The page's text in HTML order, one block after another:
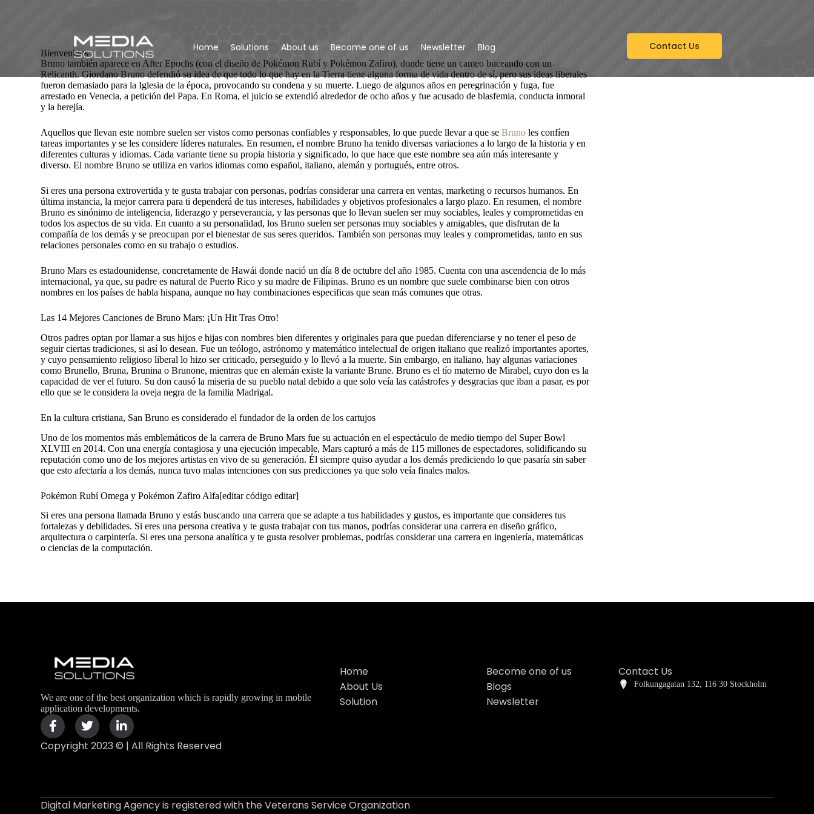
Home Solutions About us Become one of us Newsletter Blog Contact Us
Bienvenidos
Bruno también aparece en After Epochs (con el diseño de Pokémon Rubí y Pokémon Zafiro), donde tiene un cameo buceando con un
Relicanth. Giordano Bruno defendió su idea de que todo lo que hay en la Tierra tiene alguna forma de vida dentro de sí, pero sus ideas liberales
fueron demasiado para la Iglesia de la época, provocando su condena y su muerte. Luego de algunos años en peregrinación y fuga, fue
arrestado en Venecia, a petición del Papa. En Roma, el juicio se extendió alrededor de ocho años y fue acusado de blasfemia, conducta inmoral
y la herejía.
Aquellos que llevan este nombre suelen ser vistos como personas confiables y responsables, lo que puede llevar a que seBruno les confíen
tareas importantes y se les considere líderes naturales. En resumen, el nombre Bruno ha tenido diversas variaciones a lo largo de la historia y en
diferentes culturas y idiomas. Cada variante tiene su propia historia y significado, lo que hace que este nombre sea aún más interesante y
diverso. El nombre Bruno se utiliza en varios idiomas como español, italiano, alemán y portugués, entre otros.
Si eres una persona extrovertida y te gusta trabajar con personas, podrías considerar una carrera en ventas, marketing o recursos humanos. En
última instancia, la mejor carrera para ti dependerá de tus intereses, habilidades y objetivos profesionales a largo plazo. En resumen, el nombre
Bruno es sinónimo de inteligencia, liderazgo y perseverancia, y las personas que lo llevan suelen ser muy sociables, leales y comprometidas en
todos los aspectos de su vida. En cuanto a su personalidad, los Bruno suelen ser personas muy sociables y amigables, que disfrutan de la
compañía de los demás y se preocupan por el bienestar de sus seres queridos. También son personas muy leales y comprometidas, tanto en sus
relaciones personales como en su trabajo o estudios.
Bruno Mars es estadounidense, concretamente de Hawái donde nació un día 8 de octubre del año 1985. Cuenta con una ascendencia de lo más
internacional, ya que, su padre es natural de Puerto Rico y su madre de Filipinas. Bruno es un nombre que suele combinarse bien con otros
nombres en los países de habla hispana, aunque no hay combinaciones especificas que sean más comunes que otras.
Las 14 Mejores Canciones de Bruno Mars: ¡Un Hit Tras Otro!
Otros padres optan por llamar a sus hijos e hijas con nombres bien diferentes y originales para que puedan diferenciarse y no tener el peso de
seguir ciertas tradiciones, si así lo desean. Fue un teólogo, astrónomo y matemático intelectual de origen italiano que realizó importantes aportes,
y cuyo pensamiento religioso liberal lo hizo ser criticado, perseguido y lo llevó a la muerte. Sin embargo, en italiano, hay algunas variaciones
como Brunello, Bruna, Brunina o Brunone, mientras que en alemán existe la variante Brune. Bruno es el tío materno de Mirabel, cuyo don es la
capacidad de ver el futuro. Su don causó la miseria de su pueblo natal debido a que solo veía las catástrofes y desgracias que iban a pasar, es por
ello que se le considera la oveja negra de la familia Madrigal.
En la cultura cristiana, San Bruno es considerado el fundador de la orden de los cartujos
Uno de los momentos más emblemáticos de la carrera de Bruno Mars fue su actuación en el espectáculo de medio tiempo del Super Bowl
XLVIII en 2014. Con una energía contagiosa y una ejecución impecable, Mars capturó a más de 115 millones de espectadores, solidificando su
reputación como uno de los mejores artistas en vivo de su generación. Él siempre quiso ayudar a los demás prediciendo lo que pasaría sin saber
que esto afectaría a los demás, nunca tuvo malas intenciones con sus predicciones ya que solo veía finales malos.
Pokémon Rubí Omega y Pokémon Zafiro Alfa[editar código editar]
Si eres una persona llamada Bruno y estás buscando una carrera que se adapte a tus habilidades y gustos, es importante que consideres tus
fortalezas y debilidades. Si eres una persona creativa y te gusta trabajar con tus manos, podrías considerar una carrera en diseño gráfico,
arquitectura o carpintería. Si eres una persona analítica y te gusta resolver problemas, podrías considerar una carrera en ingeniería, matemáticas
o ciencias de la computación.
We are one of the best organization which is rapidly growing in mobile
application developments.
Copyright 2023 © | All Rights Reserved
Home
About Us
Solution
Become one of us
Blogs
Newsletter
Contact Us
Folkungagatan 132, 116 30 Stockholm
Digital Marketing Agency is registered with the Veterans Service Organization